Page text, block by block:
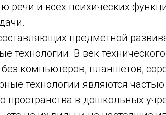
речи и всех психических
предметной
технологии. В век
компьютеров, планшетов,
технологии являются частью
пространства в дошкольных